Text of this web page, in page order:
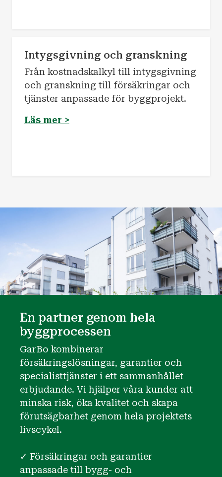
Intygsgivning och granskning
Från kostnadskalkyl till intygsgivning
och granskning till försäkringar och
tjänster anpassade för byggprojekt.
Läs mer >
En partner genom hela
byggprocessen
GarBo kombinerar
försäkringslösningar, garantier och
specialisttjänster i ett sammanhållet
erbjudande. Vi hjälper våra kunder att
minska risk, öka kvalitet och skapa
förutsägbarhet genom hela projektets
livscykel.
✓ Försäkringar och garantier
anpassade till bygg- och